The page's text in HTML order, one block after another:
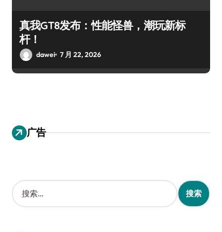
真我GT8发布：性能怪兽，潮玩新标
杆！
dawei 7 月 22, 2026
广告
搜
索
：